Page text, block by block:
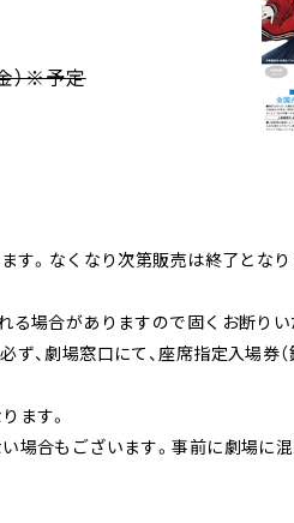
）※予定
。なくなり次第販売は終了となり
場合がありますので固くお断りい
劇場窓口にて、座席指定入場券（
ます。
場合もございます。事前に劇場に